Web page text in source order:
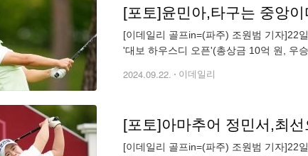
[포토]윤민아,타구는 중앙이
[이데일리 골프in=(파주) 조원범 기자]22
'대보 하우스디 오픈'(총상금 10억 원, 우
2024.09.22. 이데일리
[포토]아마추어 정민서,최
[이데일리 골프in=(파주) 조원범 기자]22